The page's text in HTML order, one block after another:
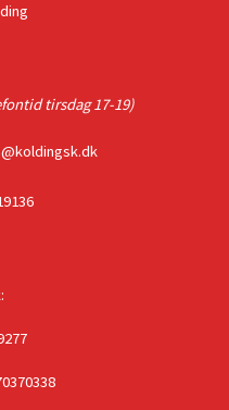
tirsdag 17-19)